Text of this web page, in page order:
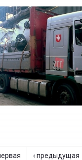
‹ предыдущая